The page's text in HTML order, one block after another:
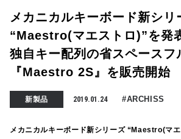
メカニカルキーボード新シリ
“Maestro(マエストロ)”を
独自キー配列の省スペースフ
『Maestro 2S』を販売開始
新製品 2019.01.24 #ARCHISS
メカニカルキーボード新シリーズ “Maestro(マ